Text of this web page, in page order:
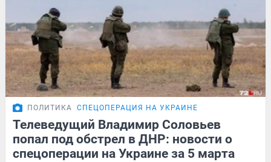
ПОЛИТИКА СПЕЦОПЕРАЦИЯ НА УКРАИНЕ
Телеведущий Владимир Соловьев
попал под обстрел в ДНР: новости о
спецоперации на Украине за 5 марта